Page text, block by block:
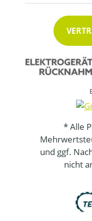
* Alle
und ggf.
nicht